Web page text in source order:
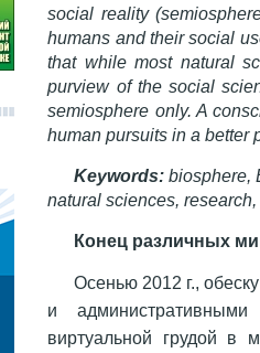
social reality
humans and their social
that while most natural
purview of the social
semiosphere only. A
human pursuits in a better
Keywords:biosphere,
natural sciences,
Конец различных
Осенью 2012 г.,
и
виртуальной грудой в